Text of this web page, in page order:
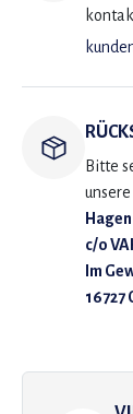
Bitte
c/o
Im
16727